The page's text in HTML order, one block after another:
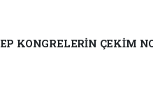
KONGRELERİN ÇEKİM